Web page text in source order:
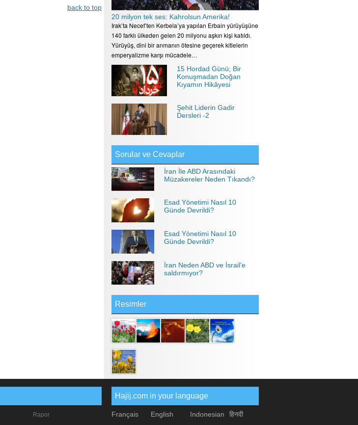
back to top
20 milyon tek ses: Kahrolsun Amerika!
Irak’ta Necef’ten Kerbela’ya yapılan Erbain yürüyüşüne
140 farklı ülkeden gelen 20 milyonu aşkın kişi katıldı.
Yürüyüş, dini bir anmanın ötesine geçerek kitlelerin
emperyalizme karşı mücadele…
15 Hordad Günü; Bir
Konuşmadan Doğan
Kıyamın Hikâyesi
Şehit Liderin Gadir
Dersleri -2
Sorular ve Cevaplar
İran İle ABD Arasındaki
Müzakereler Neden Tıkandı?
Esad Yönetimi Nasıl 10
Günde Devrildi?
Esad Yönetimi Nasıl 10
Günde Devrildi?
İran Neden ABD ve İsrail'e
saldırmıyor?
Resimler
Rapor
Hajij.com in your language
Français English Indonesian हिनदी